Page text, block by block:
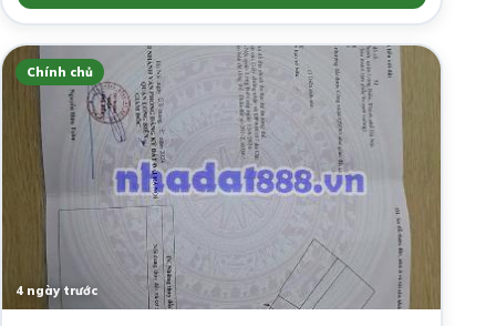
Chính chủ
4 ngày trước